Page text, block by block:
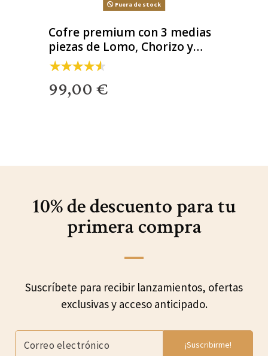
Fuera de stock
Cofre premium con 3 medias
piezas de Lomo, Chorizo y
Salchichón
99,00 €
10% de descuento paratu
primera compra
Suscríbete para recibir lanzamientos, ofertas
exclusivas y acceso anticipado.